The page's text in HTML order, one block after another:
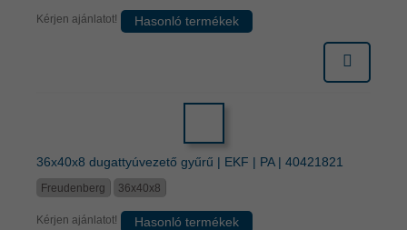
Kérjen ajánlatot! Hasonló termékek
36x40x8 dugattyúvezető gyűrű | EKF | PA | 40421821
Freudenberg 36x40x8
Kérjen ajánlatot! Hasonló termékek